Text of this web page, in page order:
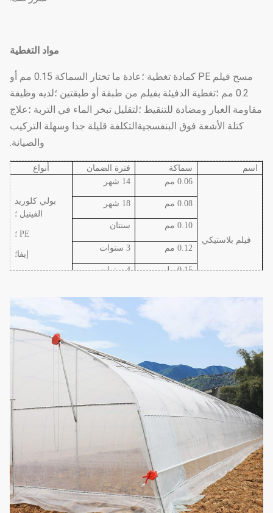
مواد التغطية
مسح فيلم PE كمادة تغطية ؛عادة ما تختار السماكة 0.15 مم أو
0.2 مم ؛تغطية الدفيئة بفيلم من طبقة أو طبقتين ؛لديه وظيفة
مقاومة الغبار ومضادة للتنقيط ؛لتقليل تبخر الماء في التربة ؛علاج
كتلة الأشعة فوق البنفسجيةالتكلفة قليلة جدا وسهلة التركيب
والصيانة.
اسم سماكة فترة الضمان أنواع
فيلم بلاستيكي
0.06 مم 14 شهر
بولي كلوريد
الفينيل ؛
PE ؛
إيفا؛
0.08 مم 18 شهر
0.10 مم سنتان
0.12 مم 3 سنوات
0.15 ملم 4 سنوات